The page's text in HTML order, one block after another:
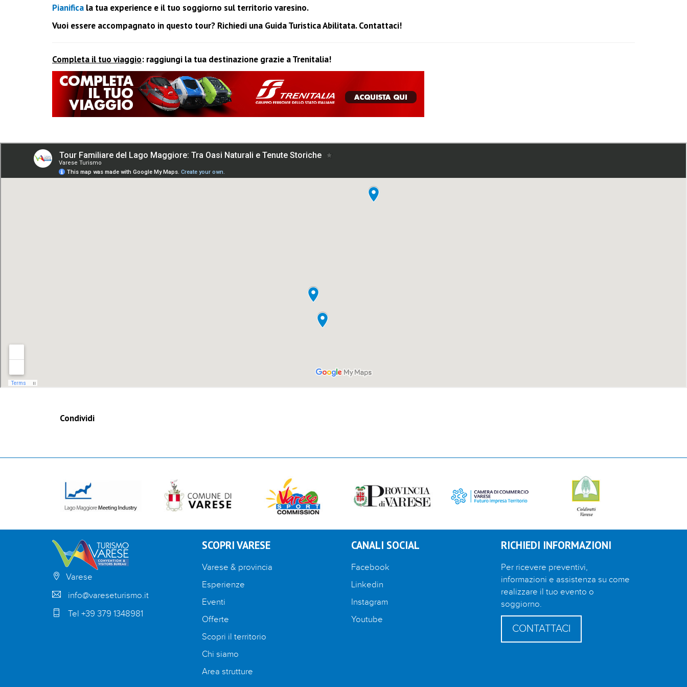
Pianifica la tua experience e il tuo soggiorno sul territorio varesino.
Vuoi essere accompagnato in questo tour? Richiedi una Guida Turistica Abilitata. Contattaci!
Completa il tuo viaggio: raggiungi la tua destinazione grazie a Trenitalia!
Condividi
Varese
info@vareseturismo.it
Tel +39 379 1348981
SCOPRI VARESE
Varese & provincia
Esperienze
Eventi
Offerte
Scopri il territorio
Chi siamo
Area strutture
CANALI SOCIAL
Facebook
Linkedin
Instagram
Youtube
RICHIEDI INFORMAZIONI
Per ricevere preventivi,
informazioni e assistenza su come
realizzare il tuo evento o
soggiorno.
CONTATTACI